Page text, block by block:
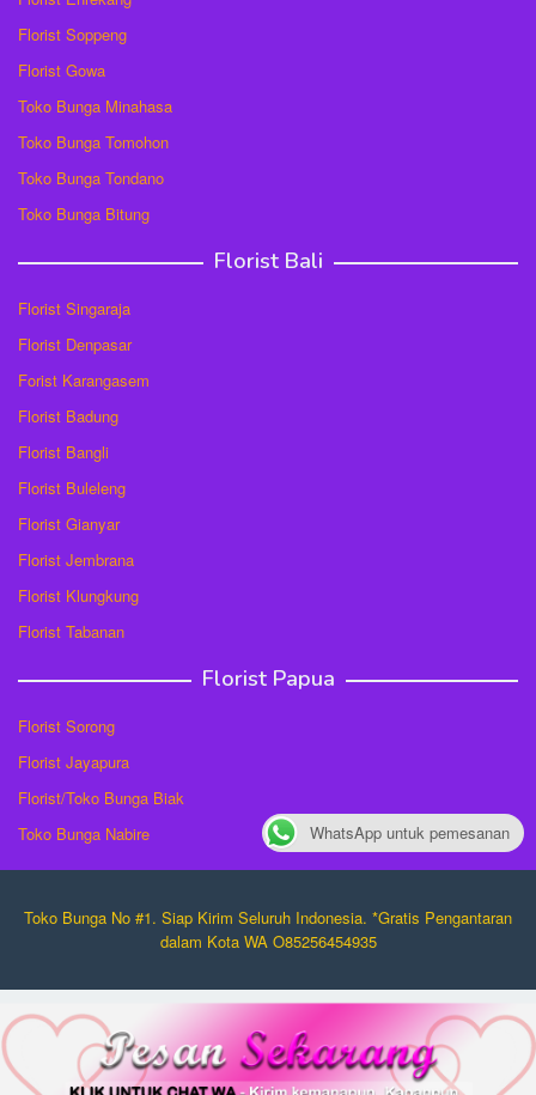
Florist Soppeng
Florist Gowa
Toko Bunga Minahasa
Toko Bunga Tomohon
Toko Bunga Tondano
Toko Bunga Bitung
Florist Bali
Florist Singaraja
Florist Denpasar
Forist Karangasem
Florist Badung
Florist Bangli
Florist Buleleng
Florist Gianyar
Florist Jembrana
Florist Klungkung
Florist Tabanan
Florist Papua
Florist Sorong
Florist Jayapura
Florist/Toko Bunga Biak
Toko Bunga Nabire
Toko Bunga No #1. Siap Kirim Seluruh Indonesia. *Gratis Pengantaran
dalam Kota WA O85256454935
WhatsApp untuk pemesanan